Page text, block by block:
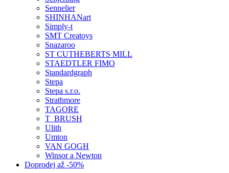
Sennelier
SHINHANart
Simply-t
SMT Creatoys
Snazaroo
ST CUTHEBERTS MILL
STAEDTLER FIMO
Standardgraph
Stepa
Stepa s.r.o.
Strathmore
TAGORE
T_BRUSH
Ulith
Umton
VAN GOGH
Winsor a Newton
Doprodej až -50%